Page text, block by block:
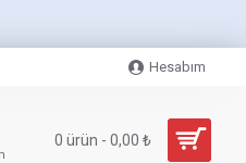
Hesabım
0 ürün - 0,00 ₺